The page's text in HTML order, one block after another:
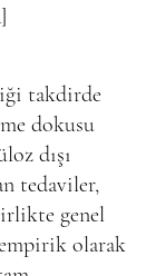
takdirde
dokusu
dışı
tedaviler,
genel
olarak